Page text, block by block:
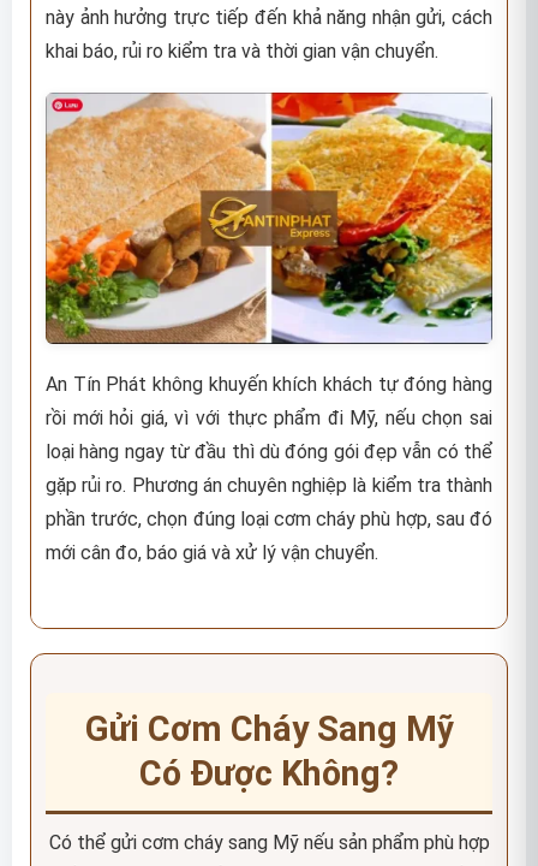
này ảnh hưởng trực tiếp đến khả năng nhận gửi, cách
khai báo, rủi ro kiểm tra và thời gian vận chuyển.
An Tín Phát không khuyến khích khách tự đóng hàng
rồi mới hỏi giá, vì với thực phẩm đi Mỹ, nếu chọn sai
loại hàng ngay từ đầu thì dù đóng gói đẹp vẫn có thể
gặp rủi ro. Phương án chuyên nghiệp là kiểm tra thành
phần trước, chọn đúng loại cơm cháy phù hợp, sau đó
mới cân đo, báo giá và xử lý vận chuyển.
Gửi Cơm Cháy Sang Mỹ
Có Được Không?
Có thể gửi cơm cháy sang Mỹ nếu sản phẩm phù hợp